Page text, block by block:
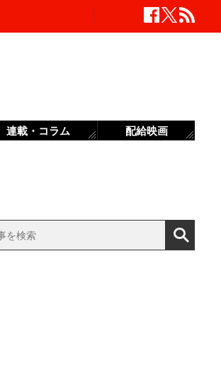
連載・コラム 配給映画